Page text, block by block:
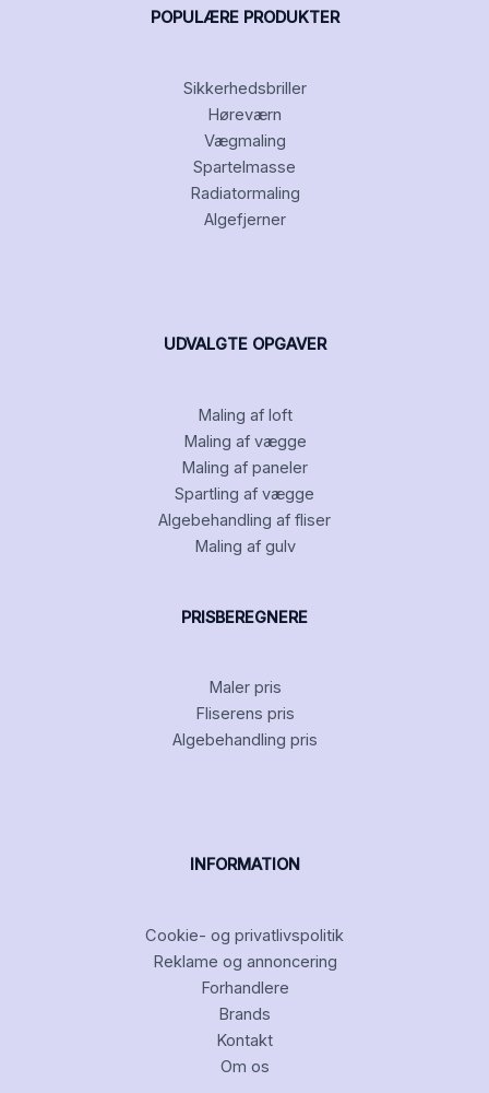
POPULÆRE PRODUKTER
Sikkerhedsbriller
Høreværn
Vægmaling
Spartelmasse
Radiatormaling
Algefjerner
UDVALGTE OPGAVER
Maling af loft
Maling af vægge
Maling af paneler
Spartling af vægge
Algebehandling af fliser
Maling af gulv
PRISBEREGNERE
Maler pris
Fliserens pris
Algebehandling pris
INFORMATION
Cookie- og privatlivspolitik
Reklame og annoncering
Forhandlere
Brands
Kontakt
Om os